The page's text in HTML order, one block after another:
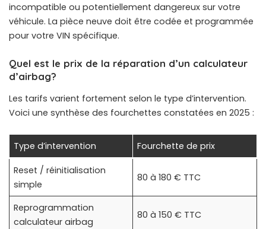
incompatible ou potentiellement dangereux sur votre
véhicule. La pièce neuve doit être codée et programmée
pour votre VIN spécifique.
Quel est le prix de la réparation d’un calculateur
d’airbag?
Les tarifs varient fortement selon le type d’intervention.
Voici une synthèse des fourchettes constatées en 2025 :
Type d’intervention Fourchette de prix
Reset / réinitialisation
simple
80 à 180 € TTC
Reprogrammation
calculateur airbag
80 à 150 € TTC